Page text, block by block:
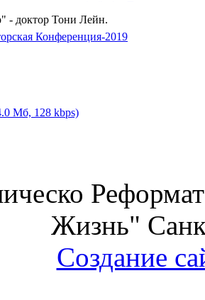
- доктор Тони Лейн.
Конференция-2019
Мб, 128 kbps)
Жизнь"
Создание